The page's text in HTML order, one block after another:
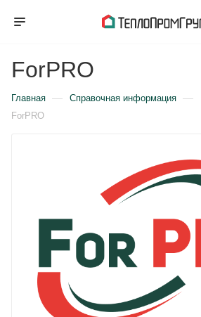
ForPRO
Главная — Справочная информация —
ForPRO